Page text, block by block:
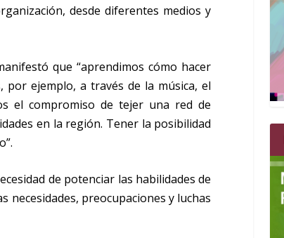
desde diferentes medios y
que “aprendimos cómo hacer
ejemplo, a través de la música, el
el compromiso de tejer una red de
en la región. Tener la posibilidad
de potenciar las habilidades de
necesidades, preocupaciones y luchas